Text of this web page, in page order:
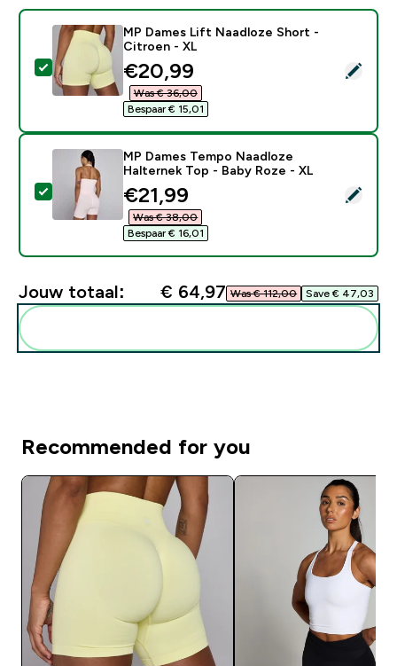
Selecteer dit product - MP Dames Lift Naadloze
MP Dames Lift Naadloze Short -
Citroen - XL
discounted price
€20,99‎
Was € 36,00‎
Bespaar € 15,01‎
Selecteer dit product - MP Dames Tempo Naadloze
MP Dames Tempo Naadloze
Halternek Top - Baby Roze - XL
discounted price
€21,99‎
Was € 38,00‎
Bespaar € 16,01‎
Jouw totaal: € 64,97‎ Was € 112,00‎ Save € 47,03‎
Recommended for you